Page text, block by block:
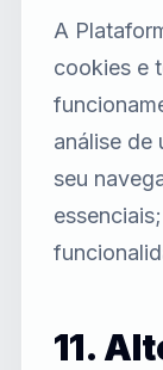
A
cookies e
análise de
seu
11.